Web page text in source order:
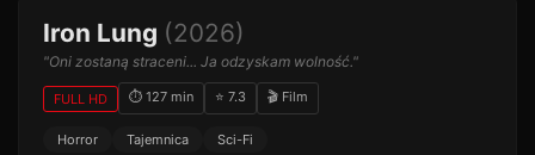
Iron Lung (2026)
"Oni zostaną straceni... Ja odzyskam wolność."
FULL HD ⏱ 127 min ⭐ 7.3 🎬 Film
Horror Tajemnica Sci-Fi